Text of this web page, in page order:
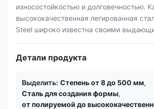
износостойкостью и долговечностью.
высококачественная легированная
Steel широко известна своими
Детали продукта
Выделить: Степень от 8 до 500 мм,
Сталь для создания формы,
от полируемой до